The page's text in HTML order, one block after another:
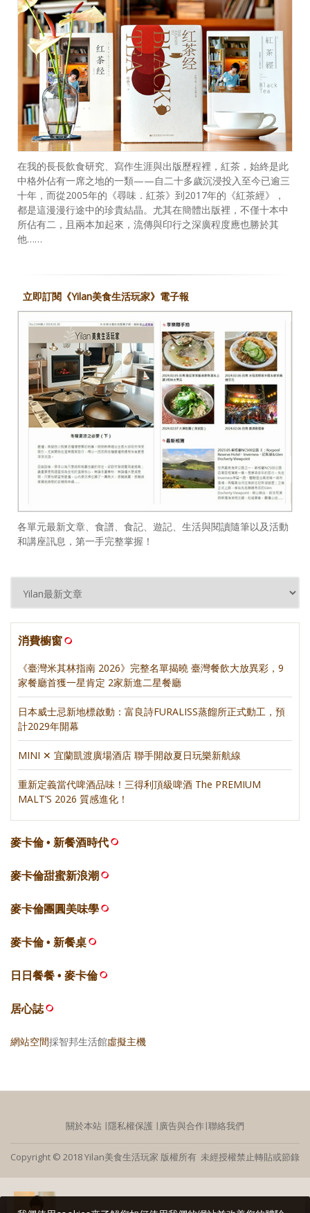
在我的長長飲食研究、寫作生涯與出版歷程裡，紅茶，始終是此
中格外佔有一席之地的一類——自二十多歲沉浸投入至今已逾三
十年，而從2005年的《尋味．紅茶》到2017年的《紅茶經》，
都是這漫漫行途中的珍貴結晶。尤其在簡體出版裡，不僅十本中
所佔有二，且兩本加起來，流傳與印行之深廣程度應也勝於其
他……
立即訂閱《Yilan美食生活玩家》電子報
各單元最新文章、食譜、食記、遊記、生活與閱讀隨筆以及活動
和講座訊息，第一手完整掌握！
消費櫥窗
《臺灣米其林指南 2026》完整名單揭曉 臺灣餐飲大放異彩，9
家餐廳首獲一星肯定 2家新進二星餐廳
日本威士忌新地標啟動：富良詩FURALISS蒸餾所正式動工，預
計2029年開幕
MINI ✕ 宜蘭凱渡廣場酒店 聯手開啟夏日玩樂新航線
重新定義當代啤酒品味！三得利頂級啤酒 The PREMIUM
MALT’S 2026 質感進化！
麥卡倫 • 新餐酒時代
麥卡倫甜蜜新浪潮
麥卡倫團圓美味學
麥卡倫 • 新餐桌
日日餐餐 • 麥卡倫
居心誌
網站空間採智邦生活館虛擬主機
關於本站 ∣隱私權保護 ∣ 廣告與合作∣聯絡我們
Copyright © 2018 Yilan美食生活玩家 版權所有 未經授權禁止轉貼或節錄